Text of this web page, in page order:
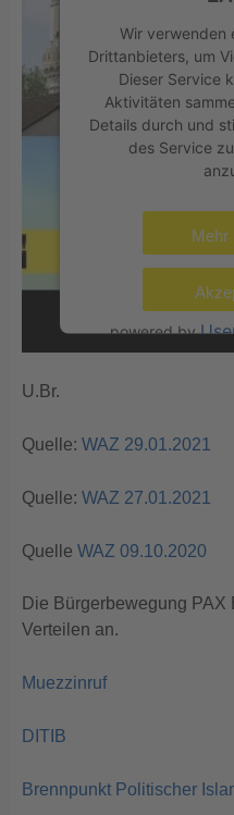
Wir verwenden
Drittanbieters, um
Dieser Service
Aktivitäten
Details durch und
des Service
Mehr
powered by
Management
U.Br.
Quelle: WAZ 29.01.2021
Quelle: WAZ 27.01.2021
Quelle WAZ 09.10.2020
Die Bürgerbewegung PAX
Verteilen an.
Muezzinruf
DITIB
Brennpunkt Politischer